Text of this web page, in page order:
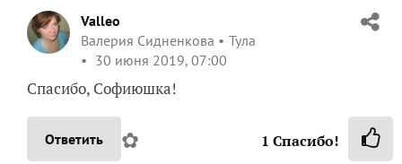
Valleo
Валерия Сидненкова
Тула
30 июня 2019, 07:00
Спасибо, Софиюшка!
Ответить ✿ 1 Спасибо!